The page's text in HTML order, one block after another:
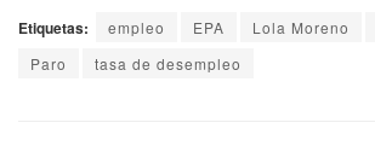
Etiquetas: empleo EPA Lola Moreno
Paro
tasa de desempleo